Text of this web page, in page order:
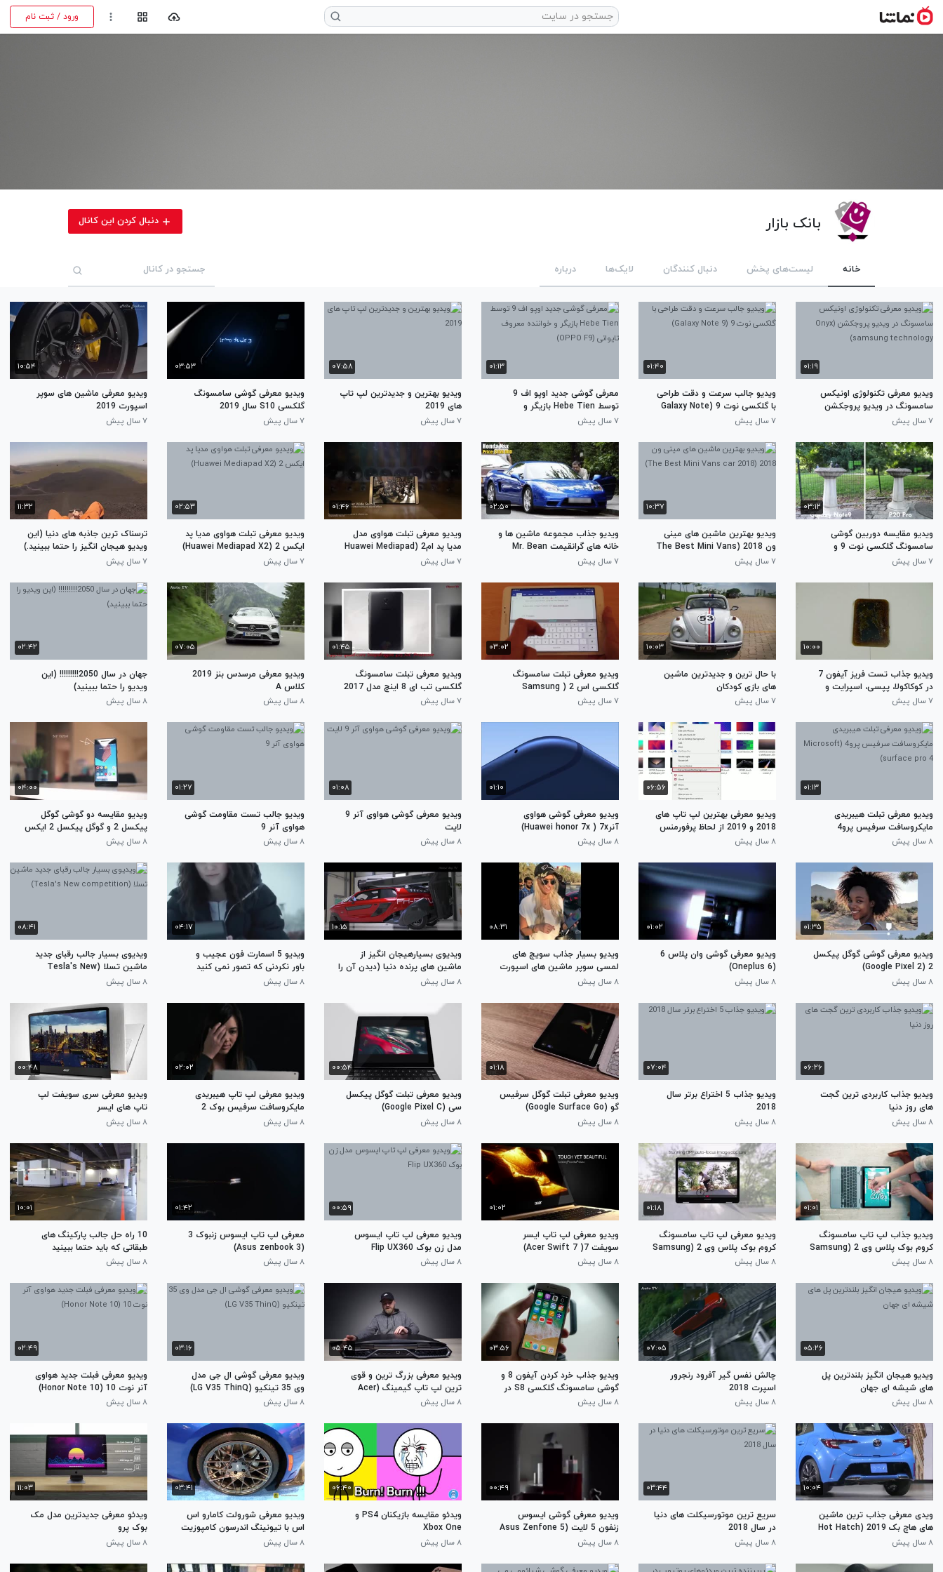
ورود / ثبت نام
بانک بازار دنبال کردن این کانال
خانه لیست‌های پخش دنبال کنندگان لایک‌ها درباره
۰۱:۱۹
ویدیو معرفی تکنولوژی اونیکس
سامسونگ در ویدیو پروجکشن
(Onyx samsung technology)
۷ سال پیش
۰۱:۴۰
ویدیو جالب سرعت و دقت طراحی
با گلکسی نوت 9 (Galaxy Note
9)
۷ سال پیش
۰۱:۱۳
معرفی گوشی جدید اوپو اف 9
توسط Hebe Tien بازیگر و
۷ سال پیش
۰۷:۵۸
ویدیو بهترین و جدیدترین لپ تاپ
های 2019
۷ سال پیش
۰۳:۵۳
ویدیو معرفی گوشی سامسونگ
گلکسی S10 سال 2019
۷ سال پیش
۱۰:۵۴
ویدیو معرفی ماشین های سوپر
اسپورت 2019
۷ سال پیش
۰۳:۱۲
ویدیو مقایسه دوربین گوشی
سامسونگ گلکسی نوت 9 و
۷ سال پیش
۱۰:۳۷
ویدیو بهترین ماشین های مینی
ون 2018 (The Best Mini Vans
car 2018)
۷ سال پیش
۰۲:۵۰
ویدیو جذاب مجموعه ماشین ها و
خانه های گرانقیمت Mr. Bean
۷ سال پیش
۰۱:۴۶
ویدیو معرفی تبلت هواوی مدل
مدیا پد ام2 (Huawei Mediapad
M2 )
۷ سال پیش
۰۲:۵۳
ویدیو معرفی تبلت هواوی مدیا پد
ایکس 2 (Huawei Mediapad X2)
۷ سال پیش
۱۱:۳۲
ترسناک ترین جاذبه های دنیا (این
ویدیو هیجان انگیز را حتما ببینید.)
۷ سال پیش
۱۰:۰۰
ویدیو جذاب تست فریز آیفون 7
در کوکاکولا، پپسی، اسپرایت و
فانتا ودریافت نتیجه بسیار جالب
۷ سال پیش
۱۰:۰۳
با حال ترین و جدیدترین ماشین
های بازی کودکان
۷ سال پیش
۰۳:۰۲
ویدیو معرفی تبلت سامسونگ
گلکسی اس 2 ( Samsung
Galaxy S2 8.0)
۷ سال پیش
۰۱:۴۵
ویدیو معرفی تبلت سامسونگ
گلکسی تب ای 8 اینچ مدل 2017
(Samsung Galaxy tab A 8 .0۷ سال پیش
۰۷:۰۵
ویدیو معرفی مرسدس بنز 2019
کلاس A
۸ سال پیش
۰۲:۴۲
جهان در سال 2050!!!!!!!!! (این
ویدیو را حتما ببینید)
۸ سال پیش
۰۱:۱۳
ویدیو معرفی تبلت هیبریدی
مایکروسافت سرفیس پرو4
(Microsoft surface pro 4)
۸ سال پیش
۰۶:۵۶
ویدیو معرفی بهترین لپ تاپ های
2018 و 2019 از لحاظ پرفورمنس
۸ سال پیش
۰۱:۱۰
ویدیو معرفی گوشی هواوی
آنرHuawei honor 7x ) 7x)
۸ سال پیش
۰۱:۰۸
ویدیو معرفی گوشی هواوی آنر 9
لایت
۸ سال پیش
۰۱:۲۷
ویدیو جالب تست مقاومت گوشی
هواوی آنر 9
۸ سال پیش
۰۴:۰۰
ویدیو مقایسه دو گوشی گوگل
پیکسل 2 و گوگل پیکسل 2 ایکس
ال (Pixel 2 Vs Pixel XL)
۸ سال پیش
۰۱:۳۵
ویدیو معرفی گوشی گوگل پیکسل
2 (Google Pixel 2)
۸ سال پیش
۰۱:۰۲
ویدیو معرفی گوشی وان پلاس 6
(Oneplus 6)
۸ سال پیش
۰۸:۳۱
ویدیو بسیار جذاب سویچ های
لمسی سوپر ماشین های اسپورت
۸ سال پیش
۱۰:۱۵
ویدیوی بسیارهیجان انگیز از
ماشین های پرنده دنیا (دیدن آن را
از دست ندهید)
۸ سال پیش
۰۴:۱۷
ویدیو 5 اسمارت فون عجیب و
باور نکردنی که تصور نمی کنید
وجود داشته باشه
۸ سال پیش
۰۸:۴۱
ویدیوی بسیار جالب رقبای جدید
ماشین تسلا (Tesla's New
competition)
۸ سال پیش
۰۶:۲۶
ویدیو جذاب کاربردی ترین گجت
های روز دنیا
۸ سال پیش
۰۷:۰۴
ویدیو جذاب 5 اختراع برتر سال
2018
۸ سال پیش
۰۱:۱۸
ویدیو معرفی تبلت گوگل سرفیس
گو (Google Surface Go)
۸ سال پیش
۰۰:۵۴
ویدیو معرفی تبلت گوگل پیکسل
سی (Google Pixel C)
۸ سال پیش
۰۲:۰۲
ویدیو معرفی لپ تاپ هیبریدی
مایکروسافت سرفیس بوک 2
(Microsoft Surface book2)
۸ سال پیش
۰۰:۴۸
ویدیو معرفی سری سویفت لپ
تاپ های ایسر
۸ سال پیش
۰۱:۰۱
ویدیو جذاب لپ تاپ سامسونگ
کروم بوک پلاس وی 2 (Samsung
Chromebook Plus V2)
۸ سال پیش
۰۱:۱۸
ویدیو معرفی لپ تاپ سامسونگ
کروم بوک پلاس وی 2 (Samsung
Chromebook Plus V2)
۸ سال پیش
۰۱:۰۲
ویدیو معرفی لپ تاپ ایسر
سویفت 7( Acer Swift 7)
۸ سال پیش
۰۰:۵۹
ویدیو معرفی لپ تاپ ایسوس
مدل زن بوک Flip UX360
۸ سال پیش
۰۱:۴۲
معرفی لپ تاپ ایسوس زنبوک 3
(Asus zenbook 3)
۸ سال پیش
۱۰:۰۱
10 راه حل جالب پارکینگ های
طبقاتی که باید حتما ببینید
۸ سال پیش
۰۵:۲۶
ویدیو هیجان انگیز بلندترین پل
های شیشه ای جهان
۸ سال پیش
۰۷:۰۵
چالش نفس گیر آفرود رنجرور
اسپرت 2018
۸ سال پیش
۰۳:۵۶
ویدیو جذاب خرد کردن آیفون 8 و
گوشی سامسونگ گلکسی S8 در
میکسر
۸ سال پیش
۰۵:۴۵
ویدیو معرفی بزرگ ترین و قوی
ترین لپ تاپ گیمینگ (Acer
predator 21x)
۸ سال پیش
۰۳:۱۶
ویدیو معرفی گوشی ال جی مدل
وی 35 تینکیو (LG V35 ThinQ)
۸ سال پیش
۰۲:۴۹
ویدیو معرفی فبلت جدید هواوی
آنر نوت 10 (Honor Note 10)
۸ سال پیش
۱۰:۰۴
ویدی معرفی جذاب ترین ماشین
های هاچ بک 2019 (Hot Hatch
back 2019)
۸ سال پیش
۰۳:۴۴
سریع ترین موتورسیکلت های دنیا
در سال 2018
۸ سال پیش
۰۰:۴۹
ویدیو معرفی گوشی ایسوس
زنفون 5 لایت (Asus Zenfone 5
Lite)
۸ سال پیش
۰۶:۴۰
ویدئو مقایسه بازیکنان PS4 و
Xbox One
۸ سال پیش
۰۳:۴۱
ویدیو معرفی شورولت کامارو اس
اس با تیونینگ اندرسون کامپوزیت
(Chevrolet Camaro SS)
۸ سال پیش
۱۱:۰۳
ویدئو معرفی جدیدترین مدل مک
بوک پرو
۸ سال پیش